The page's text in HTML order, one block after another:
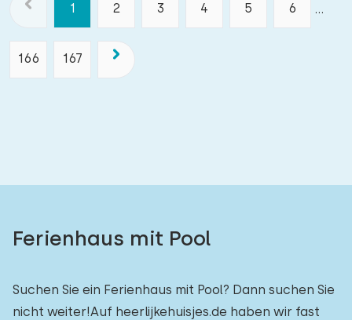
1 2 3 4 5 6 ...
166 167
Ferienhaus mit Pool
Suchen Sie ein Ferienhaus mit Pool? Dann suchen Sie
nicht weiter!Auf heerlijkehuisjes.de haben wir fast